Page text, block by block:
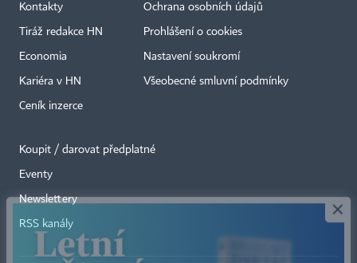
Kontakty
Tiráž redakce HN
Economia
Kariéra v HN
Ceník inzerce
Ochrana osobních údajů
Prohlášení o cookies
Nastavení soukromí
Všeobecné smluvní podmínky
Koupit / darovat předplatné
Eventy
Newslettery
RSS kanály